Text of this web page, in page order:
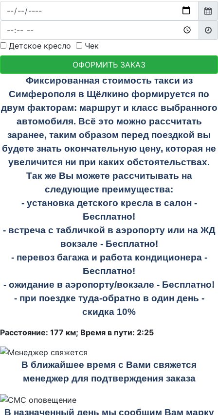
Детское кресло
Чек
ОФОРМИТЬ ЗАКАЗ
Фиксированная стоимость такси из
Симферополя в Щёлкино формируется по
двум факторам: маршрут и класс выбранного
автомобиля. Всё это можно рассчитать
заранее, таким образом перед поездкой вы
будете знать окончательную цену, которая не
увеличится ни при каких обстоятельствах.
Так же Вы можете рассчитывать на
следующие преимущества:
- установка детского кресла в салон -
Бесплатно!
- встреча с табличкой в аэропорту или на ЖД
вокзале - Бесплатно!
- перевоз багажа и работа кондиционера -
Бесплатно!
- ожидание в аэропорту/вокзале - Бесплатно!
- при поездке туда-обратно в один день -
скидка 10%
Расстояние: 177 км; Время в пути: 2:25
В ближайшее время с Вами свяжется
менеджер для подтверждения заказа
В назначенный день мы сообщим Вам марку